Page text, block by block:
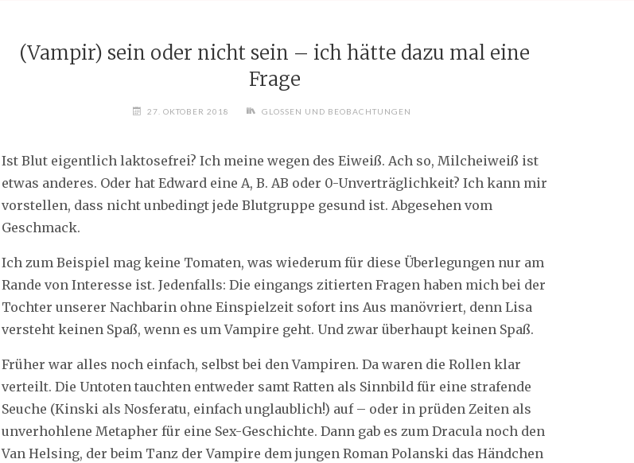
(Vampir) sein oder nicht sein – ich hätte dazu mal eine
Frage
27. OKTOBER 2018 GLOSSEN UND BEOBACHTUNGEN
Ist Blut eigentlich laktosefrei? Ich meine wegen des Eiweiß. Ach so, Milcheiweiß ist
etwas anderes. Oder hat Edward eine A, B. AB oder 0-Unverträglichkeit? Ich kann mir
vorstellen, dass nicht unbedingt jede Blutgruppe gesund ist. Abgesehen vom
Geschmack.
Ich zum Beispiel mag keine Tomaten, was wiederum für diese Überlegungen nur am
Rande von Interesse ist. Jedenfalls: Die eingangs zitierten Fragen haben mich bei der
Tochter unserer Nachbarin ohne Einspielzeit sofort ins Aus manövriert, denn Lisa
versteht keinen Spaß, wenn es um Vampire geht. Und zwar überhaupt keinen Spaß.
Früher war alles noch einfach, selbst bei den Vampiren. Da waren die Rollen klar
verteilt. Die Untoten tauchten entweder samt Ratten als Sinnbild für eine strafende
Seuche (Kinski als Nosferatu, einfach unglaublich!) auf – oder in prüden Zeiten als
unverhohlene Metapher für eine Sex-Geschichte. Dann gab es zum Dracula noch den
Van Helsing, der beim Tanz der Vampire dem jungen Roman Polanski das Händchen